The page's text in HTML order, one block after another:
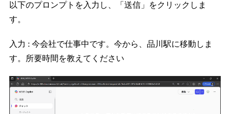
以下のプロンプトを入力し、「送信」をクリックしま
す。
入力 : 今会社で仕事中です。今から、品川駅に移動しま
す。所要時間を教えてください